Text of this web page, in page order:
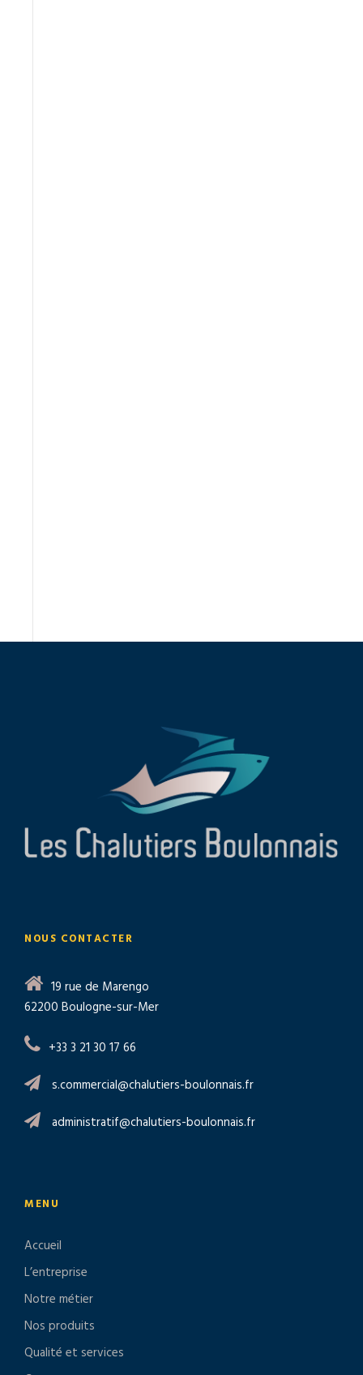
NOUS CONTACTER
19 rue de Marengo
62200 Boulogne-sur-Mer
+33 3 21 30 17 66
s.commercial@chalutiers-boulonnais.fr
administratif@chalutiers-boulonnais.fr
MENU
Accueil
L’entreprise
Notre métier
Nos produits
Qualité et services